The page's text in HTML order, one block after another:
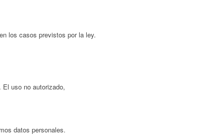
los casos previstos por la ley.
. El uso no autorizado,
datos personales.